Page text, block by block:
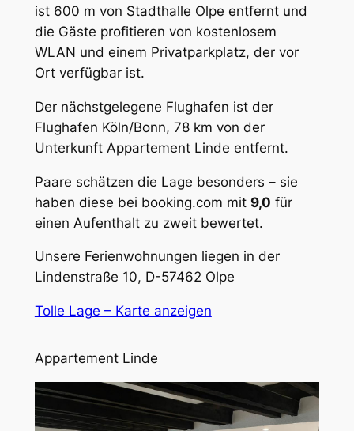
ist 600 m von Stadthalle Olpe entfernt und
die Gäste profitieren von kostenlosem
WLAN und einem Privatparkplatz, der vor
Ort verfügbar ist.
Der nächstgelegene Flughafen ist der
Flughafen Köln/Bonn, 78 km von der
Unterkunft Appartement Linde entfernt.
Paare schätzen die Lage besonders – sie
haben diese bei booking.com mit 9,0 für
einen Aufenthalt zu zweit bewertet.
Unsere Ferienwohnungen liegen in der
Lindenstraße 10, D-57462 Olpe
Tolle Lage – Karte anzeigen
Appartement Linde